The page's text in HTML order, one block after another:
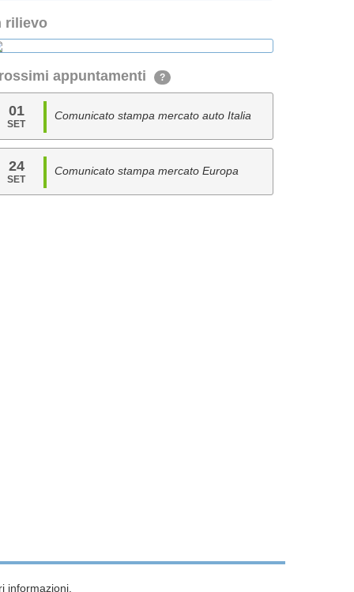
rilievo
appuntamenti ?
01
SET
Comunicato stampa mercato auto Italia
24
SET
Comunicato stampa mercato Europa
informazioni.